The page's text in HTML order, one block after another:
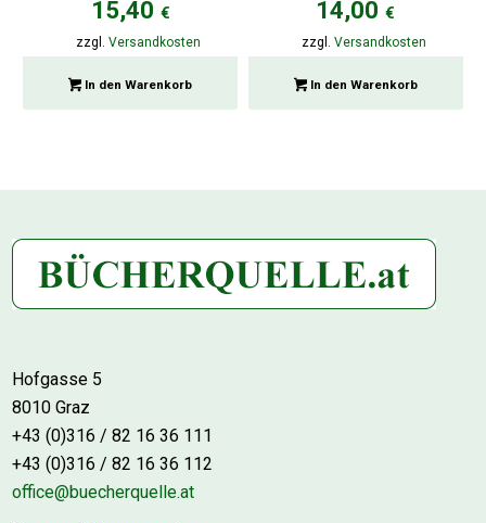
15,40 €
zzgl.Versandkosten
In den Warenkorb
14,00€
zzgl. Versandkosten
In den Warenkorb
Hofgasse 5
8010 Graz
+43 (0)316 / 82 16 36 111
+43 (0)316 / 82 16 36 112
office@buecherquelle.at